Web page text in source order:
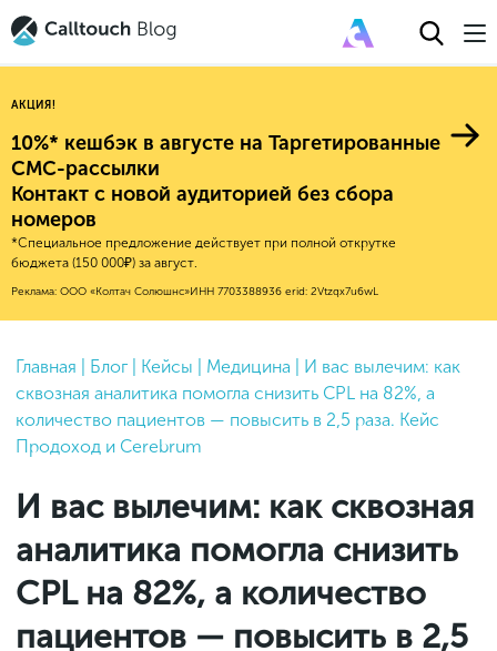
Авторитейл
Финансы
Е-коммерс
Недвижимость
HoReCa
Бьюти
Фитнес
2025
2024
2022
2021
2020
2018
2017
2016
Новые продукты
Эксплейнеры
Обновления продуктов Calltouch
Обучение работы с инструментами
Calltouch
Индекс здоровья российского
Mental Health
Исследование Out Of Cloud
Привлечение
Конверсия
Аналитика
Процессы и управление
Законы и документы
Старт и идеи
Инструменты и сервисы
Продажи и маркетплейсы
Callday
MeetUp
Вебинары и практикумы
АКЦИЯ!
10%* кешбэк в августе на Таргетированные
СМС-рассылки
Контакт с новой аудиторией без сбора
номеров
*Специальное предложение действует при полной открутке
бюджета (150 000₽) за август.
Реклама: ООО «Колтач Солюшнс»ИНН 7703388936 erid: 2Vtzqx7u6wL
Главная Блог Кейсы Медицина
И вас вылечим: как
сквозная аналитика помогла снизить CPL на 82%, а
количество пациентов — повысить в 2,5 раза. Кейс
Продоход и Cerebrum
И вас вылечим: как сквозная
аналитика помогла снизить
CPL на 82%, а количество
пациентов — повысить в 2,5